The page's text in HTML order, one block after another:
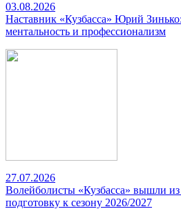
03.08.2026
Наставник «Кузбасса» Юрий
ментальность и профессионализм
27.07.2026
Волейболисты «Кузбасса» вышли из
подготовку к сезону 2026/2027